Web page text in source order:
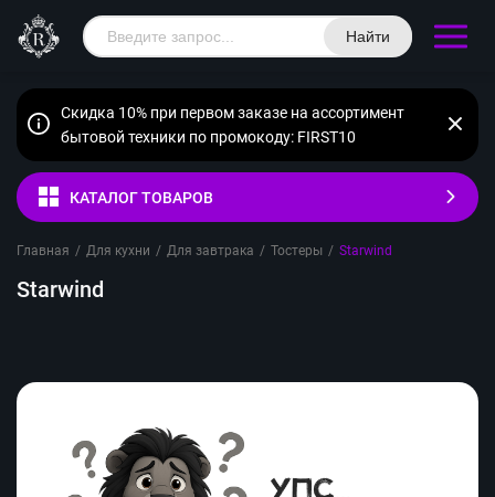
Найти
Скидка 10% при первом заказе на ассортимент
бытовой техники по промокоду: FIRST10
КАТАЛОГ ТОВАРОВ
Главная / Для кухни / Для завтрака / Тостеры / Starwind
Starwind